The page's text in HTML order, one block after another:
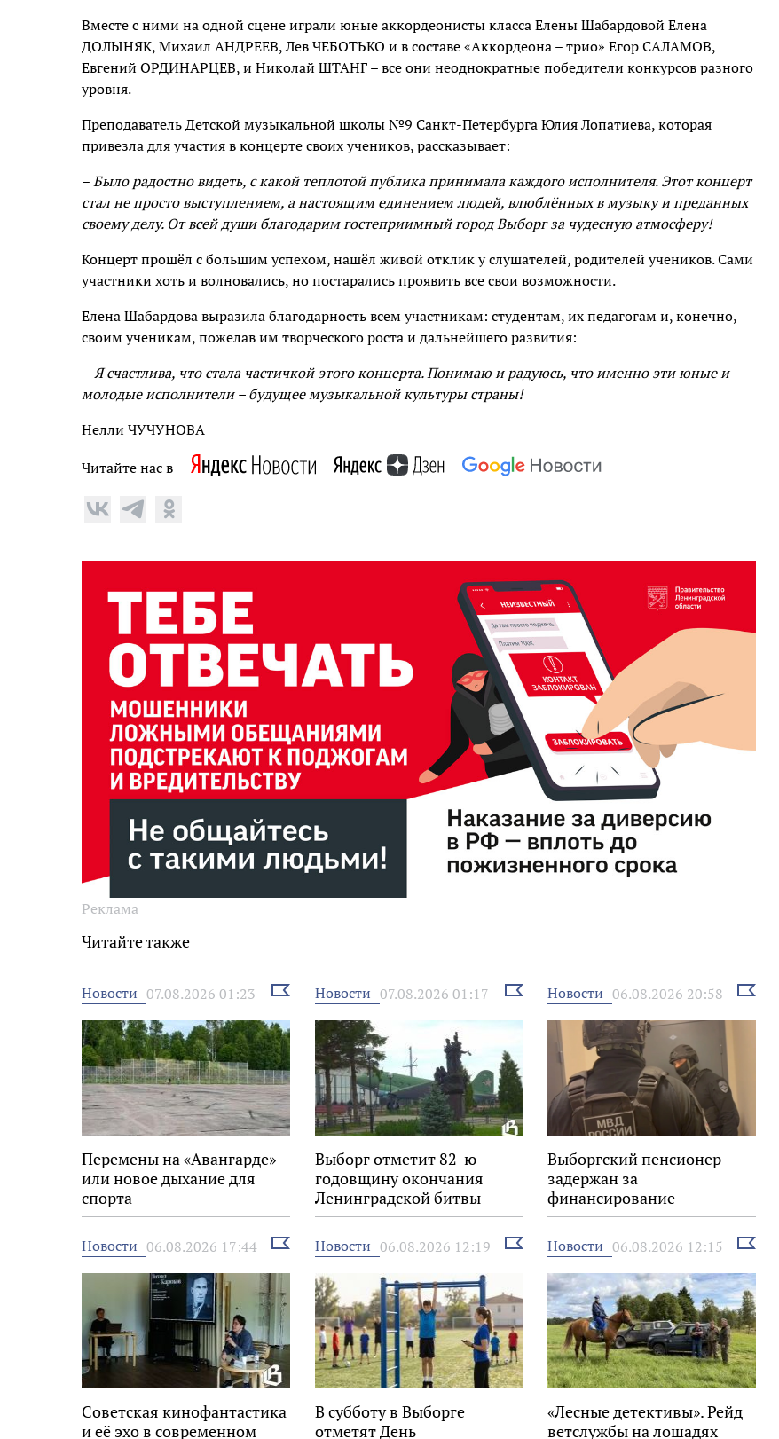
Вместе с ними на одной сцене играли юные аккордеонисты класса Елены Шабардовой Елена
ДОЛЫНЯК, Михаил АНДРЕЕВ, Лев ЧЕБОТЬКО и в составе «Аккордеона – трио» Егор САЛАМОВ,
Евгений ОРДИНАРЦЕВ, и Николай ШТАНГ – все они неоднократные победители конкурсов разного
уровня.
Преподаватель Детской музыкальной школы №9 Санкт-Петербурга Юлия Лопатиева, которая
привезла для участия в концерте своих учеников, рассказывает:
–Было радостно видеть, с какой теплотой публика принимала каждого исполнителя. Этот концерт
стал не просто выступлением, а настоящим единением людей, влюблённых в музыку и преданных
своему делу. От всей души благодарим гостеприимный город Выборг за чудесную атмосферу!
Концерт прошёл с большим успехом, нашёл живой отклик у слушателей, родителей учеников. Сами
участники хоть и волновались, но постарались проявить все свои возможности.
Елена Шабардова выразила благодарность всем участникам: студентам, их педагогам и, конечно,
своим ученикам, пожелав им творческого роста и дальнейшего развития:
– Я счастлива, что стала частичкой этого концерта. Понимаю и радуюсь, что именно эти юные и
молодые исполнители – будущее музыкальной культуры страны!
Нелли ЧУЧУНОВА
Читайте нас в
Реклама
Читайте также
Новости 07.08.2026 01:23
Выбрать
новость
Перемены на «Авангарде»
или новое дыхание для
спорта
Новости 07.08.2026 01:17
Выбрать
новость
Выборг отметит 82-ю
годовщину окончания
Ленинградской битвы
Новости 06.08.2026 20:58
Выбрать
Выборгский пенсионер
задержан за
финансирование
экстремизма
Новости 06.08.2026 17:44
Выбрать
новость
Советская кинофантастика
и её эхо в современном
Новости 06.08.2026 12:19
Выбрать
новость
В субботу в Выборге
отметят День
Новости 06.08.2026 12:15
Выбрать
«Лесные детективы». Рейд
ветслужбы на лошадях